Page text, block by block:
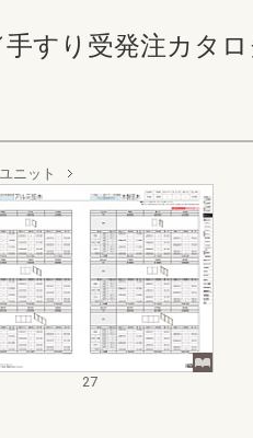
手すり受発注カタ
ニット
27